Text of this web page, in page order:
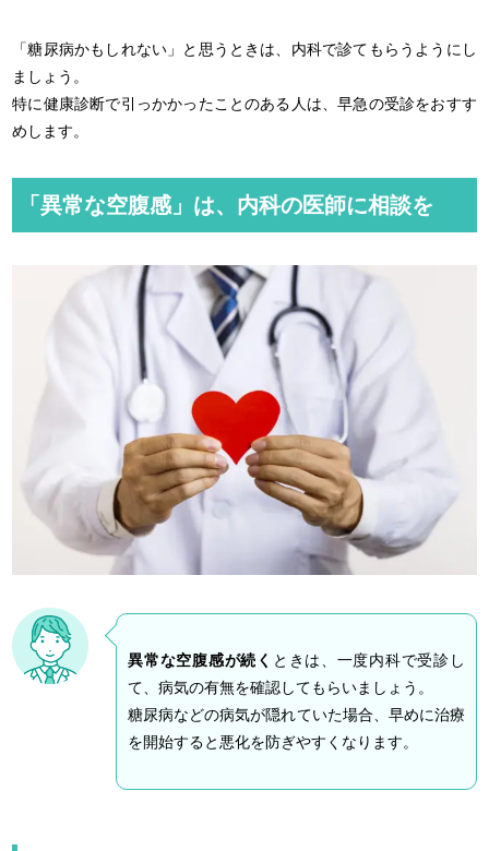
「糖尿病かもしれない」と思うときは、内科で診てもらうようにし
ましょう。
特に健康診断で引っかかったことのある人は、早急の受診をおすす
めします。
「異常な空腹感」は、内科の医師に相談を
異常な空腹感が続く ときは、一度内科で受診し
て、病気の有無を確認してもらいましょう。
糖尿病などの病気が隠れていた場合、 早めに治療
を開始すると悪化を防ぎやすくなります。